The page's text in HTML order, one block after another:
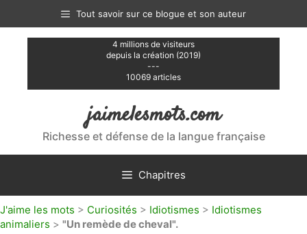
contenu
Tout savoir sur ce blogue et son auteur
4 millions de visiteurs
depuis la création (2019)
---
10069 articles
jaimelesmots.com
Richesse et défense de la langue française
Chapitres
J'aime les mots > Curiosités > Idiotismes > Idiotismes
animaliers > "Un remède de cheval".